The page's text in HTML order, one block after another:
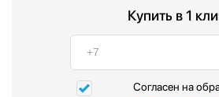
Купить в 1
Согласен на